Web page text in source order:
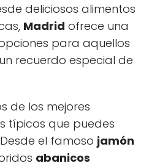
deliciosos alimentos
Madrid ofrece una
para aquellos
recuerdo especial de
de los mejores
típicos que puedes
el famoso jamón
abanicos